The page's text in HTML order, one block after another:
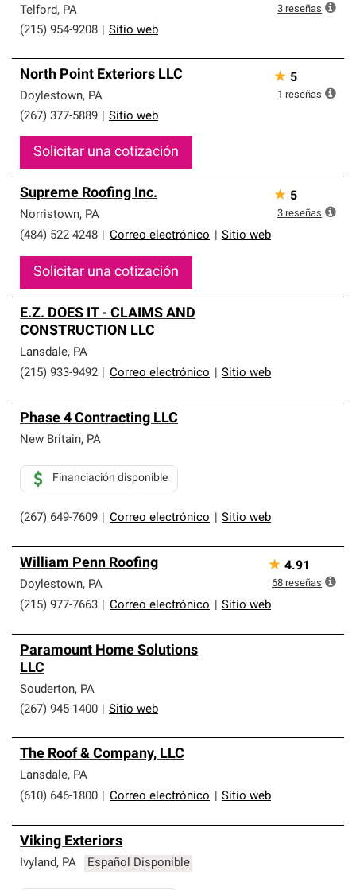
Telford, PA
(215) 954-9208
Sitio web
3 reseñas
North Point Exteriors LLC
Doylestown, PA
(267) 377-5889
Sitio web
Solicitar una cotización
★ 5
1 reseñas
Supreme Roofing Inc.
Norristown, PA
(484) 522-4248
Correo electrónico Sitio web
Solicitar una cotización
★ 5
3 reseñas
E.Z. DOES IT - CLAIMS AND
CONSTRUCTION LLC
Lansdale, PA
(215) 933-9492
Correo electrónico Sitio web
Phase 4 Contracting LLC
New Britain, PA
(267) 649-7609 Correo electrónico Sitio web
Financiación disponible
William Penn Roofing
Doylestown, PA
(215) 977-7663
Correo electrónico Sitio web
★ 4.91
68 reseñas
Paramount Home Solutions
LLC
Souderton, PA
(267) 945-1400
Sitio web
The Roof & Company, LLC
Lansdale, PA
(610) 646-1800
Correo electrónico Sitio web
Viking Exteriors
Ivyland, PA Español Disponible